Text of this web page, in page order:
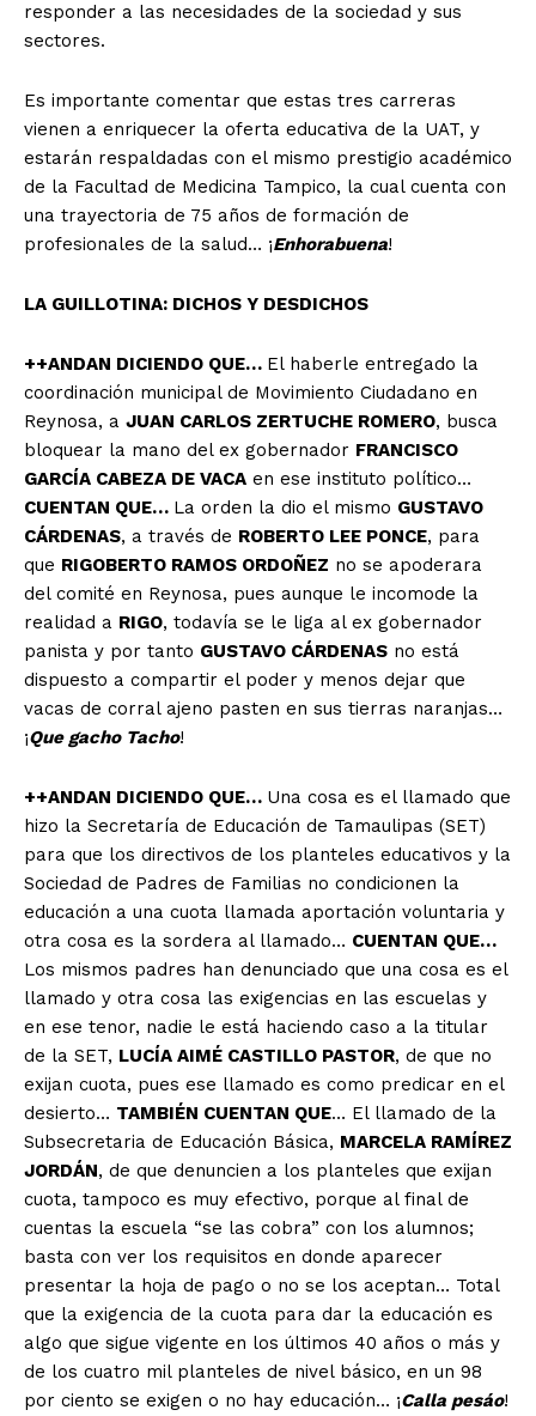
responder a las necesidades de la sociedad y sus
sectores.
Es importante comentar que estas tres carreras
vienen a enriquecer la oferta educativa de la UAT, y
estarán respaldadas con el mismo prestigio académico
de la Facultad de Medicina Tampico, la cual cuenta con
una trayectoria de 75 años de formación de
profesionales de la salud… ¡Enhorabuena!
LA GUILLOTINA: DICHOS Y DESDICHOS
++ANDAN DICIENDO QUE… El haberle entregado la
coordinación municipal de Movimiento Ciudadano en
Reynosa, a JUAN CARLOS ZERTUCHE ROMERO, busca
bloquear la mano del ex gobernador FRANCISCO
GARCÍA CABEZA DE VACA en ese instituto político…
CUENTAN QUE… La orden la dio el mismo GUSTAVO
CÁRDENAS, a través de ROBERTO LEE PONCE, para
que RIGOBERTO RAMOS ORDOÑEZ no se apoderara
del comité en Reynosa, pues aunque le incomode la
realidad a RIGO, todavía se le liga al ex gobernador
panista y por tanto GUSTAVO CÁRDENAS no está
dispuesto a compartir el poder y menos dejar que
vacas de corral ajeno pasten en sus tierras naranjas…
¡Que gacho Tacho!
++ANDAN DICIENDO QUE… Una cosa es el llamado que
hizo la Secretaría de Educación de Tamaulipas (SET)
para que los directivos de los planteles educativos y la
Sociedad de Padres de Familias no condicionen la
educación a una cuota llamada aportación voluntaria y
otra cosa es la sordera al llamado… CUENTAN QUE…
Los mismos padres han denunciado que una cosa es el
llamado y otra cosa las exigencias en las escuelas y
en ese tenor, nadie le está haciendo caso a la titular
de la SET, LUCÍA AIMÉ CASTILLO PASTOR, de que no
exijan cuota, pues ese llamado es como predicar en el
desierto… TAMBIÉN CUENTAN QUE… El llamado de la
Subsecretaria de Educación Básica, MARCELA RAMÍREZ
JORDÁN, de que denuncien a los planteles que exijan
cuota, tampoco es muy efectivo, porque al final de
cuentas la escuela “se las cobra” con los alumnos;
basta con ver los requisitos en donde aparecer
presentar la hoja de pago o no se los aceptan… Total
que la exigencia de la cuota para dar la educación es
algo que sigue vigente en los últimos 40 años o más y
de los cuatro mil planteles de nivel básico, en un 98
por ciento se exigen o no hay educación… ¡Calla pesáo!